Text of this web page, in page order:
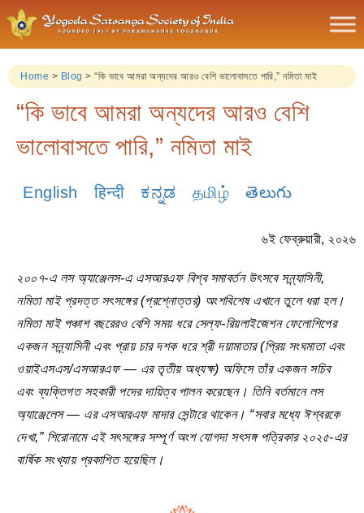
Home > Blog > “কি ভাবে আমরা অন্যদের আরও বেশি ভালোবাসতে পারি,” নমিতা মাই
“কি ভাবে আমরা অন্যদের আরও বেশি
ভালোবাসতে পারি,” নমিতা মাই
English हिन्दी ಕನ್ನಡ தமிழ் తెలుగు
৬ই ফেব্রুয়ারী, ২০২৬
২০০৭-এ লস অ্যাঞ্জেলস-এ এসআরএফ বিশ্ব সমাবর্তন উৎসবে সন্ন্যাসিনী,
নমিতা মাই প্রদত্ত সৎসঙ্গের (প্রশ্নোত্তর) অংশবিশেষ এখানে তুলে ধরা হল।
নমিতা মাই পঞ্চাশ বছরেরও বেশি সময় ধরে সেল্ফ-রিয়লাইজেশন ফেলোশিপের
একজন সন্ন্যাসিনী এবং প্রায় চার দশক ধরে শ্রী দয়ামাতার (প্রিয় সংঘমাতা এবং
ওয়াইএসএস/এসআরএফ — এর তৃতীয় অধ্যক্ষ) অফিসে তাঁর একজন সচিব
এবং ব্যক্তিগত সহকারী পদের দায়িত্ব পালন করেছেন। তিনি বর্তমানে লস
অ্যাঞ্জেলেস — এর এসআরএফ মাদার সেন্টারে থাকেন। “সবার মধ্যে ঈশ্বরকে
দেখা,” শিরোনামে এই সৎসঙ্গের সম্পূর্ণ অংশ যোগদা সৎসঙ্গ পত্রিকার ২০২৫-এর
বার্ষিক সংখ্যায় প্রকাশিত হয়েছিল।